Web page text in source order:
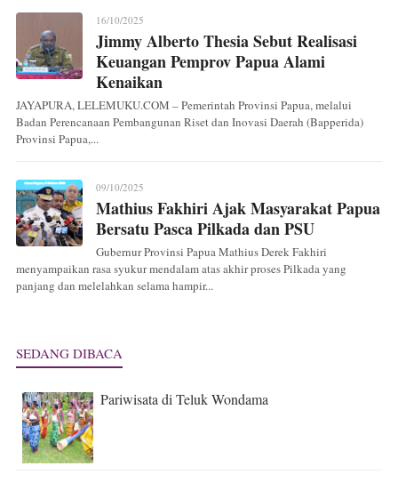
16/10/2025
Jimmy Alberto Thesia Sebut Realisasi
Keuangan Pemprov Papua Alami
Kenaikan
JAYAPURA, LELEMUKU.COM – Pemerintah Provinsi Papua, melalui
Badan Perencanaan Pembangunan Riset dan Inovasi Daerah (Bapperida)
Provinsi Papua,...
09/10/2025
Mathius Fakhiri Ajak Masyarakat Papua
Bersatu Pasca Pilkada dan PSU
Gubernur Provinsi Papua Mathius Derek Fakhiri
menyampaikan rasa syukur mendalam atas akhir proses Pilkada yang
panjang dan melelahkan selama hampir...
SEDANG DIBACA
Pariwisata di Teluk Wondama